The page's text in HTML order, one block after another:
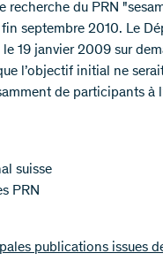
recherche du PRN
septembre 2010. Le
19 janvier 2009 sur
l’objectif initial ne
de participants à
suisse
PRN
publications issues